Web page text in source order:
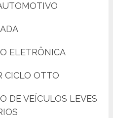
ELETRÔNICA
CICLO OTTO
DE VEÍCULOS LEVES